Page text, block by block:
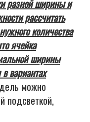
разной ширины и
рассчитать
количества
ячейка
ширины
вариантах
можно
подсветкой,